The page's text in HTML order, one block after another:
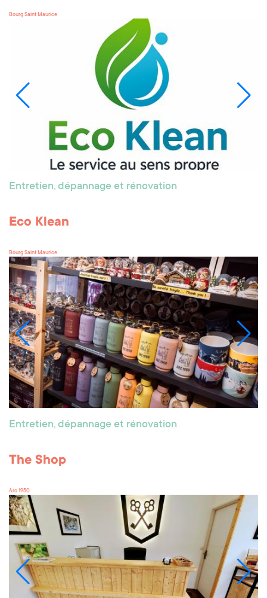
Bourg Saint Maurice
Entretien, dépannage et rénovation
Eco Klean
Bourg Saint Maurice
Entretien, dépannage et rénovation
The Shop
Arc 1950